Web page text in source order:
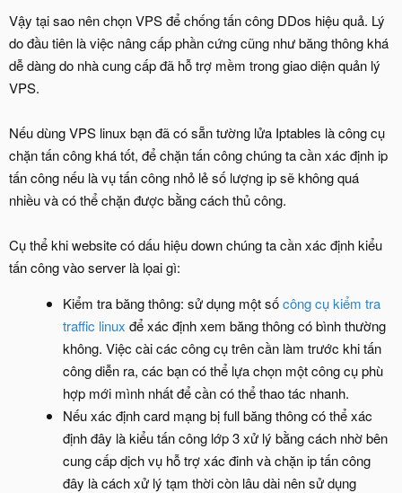
Vậy tại sao nên chọn VPS để chống tấn công DDos hiệu quả. Lý
do đầu tiên là việc nâng cấp phần cứng cũng như băng thông khá
dễ dàng do nhà cung cấp đã hỗ trợ mềm trong giao diện quản lý
VPS.
Nếu dùng VPS linux bạn đã có sẵn tường lửa Iptables là công cụ
chặn tấn công khá tốt, để chặn tấn công chúng ta cần xác định ip
tấn công nếu là vụ tấn công nhỏ lẻ số lượng ip sẽ không quá
nhiều và có thể chặn được bằng cách thủ công.
Cụ thể khi website có dấu hiệu down chúng ta cần xác định kiểu
tấn công vào server là lọai gì:
Kiểm tra băng thông: sử dụng một sốcông cụ kiểm tra
traffic linux để xác định xem băng thông có bình thường
không. Việc cài các công cụ trên cần làm trước khi tấn
công diễn ra, các bạn có thể lựa chọn một công cụ phù
hợp mới mình nhất để cần có thể thao tác nhanh.
Nếu xác định card mạng bị full băng thông có thể xác
định đây là kiểu tấn công lớp 3 xử lý bằng cách nhờ bên
cung cấp dịch vụ hỗ trợ xác đinh và chặn ip tấn công
đây là cách xử lý tạm thời còn lâu dài nên sử dụng